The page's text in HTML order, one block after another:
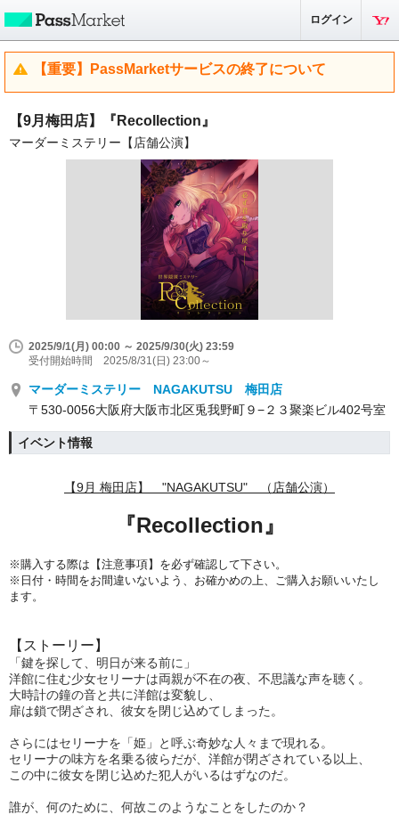
ログイン
【重要】PassMarketサービスの終了について
【9月梅田店】『Recollection』
マーダーミステリー【店舗公演】
2025/9/1(月) 00:00 ～ 2025/9/30(火) 23:59
受付開始時間 2025/8/31(日) 23:00～
マーダーミステリー NAGAKUTSU 梅田店
〒530-0056大阪府大阪市北区兎我野町９−２３聚楽ビル402号室
イベント情報
【9月 梅田店】 "NAGAKUTSU" （店舗公演）
『Recollection』
※購入する際は【注意事項】を必ず確認して下さい。
※日付・時間をお間違いないよう、 お確かめの上、ご購入お願いいたし
ます。
【ストーリー】
「鍵を探して、明日が来る前に」
洋館に住む少女セリーナは両親が不在の夜、不思議な声を聴く。
大時計の鐘の音と共に洋館は変貌し、
扉は鎖で閉ざされ、彼女を閉じ込めてしまった。
さらにはセリーナを「姫」と呼ぶ奇妙な人々まで現れる。
セリーナの味方を名乗る彼らだが、洋館が閉ざされている以上、
この中に彼女を閉じ込めた犯人がいるはずなのだ。
誰が、何のために、何故このようなことをしたのか？